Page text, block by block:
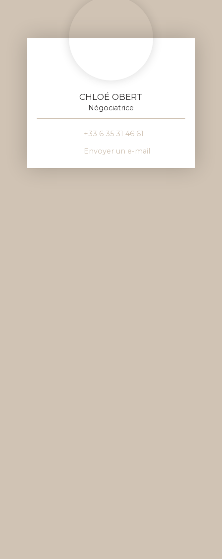
CHLOÉ OBERT
Négociatrice
+33 6 35 31 46 61
Envoyer un e-mail